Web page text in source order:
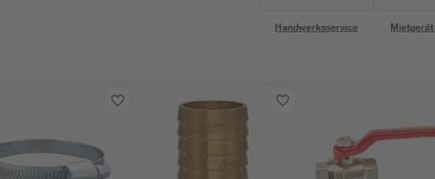
Handwerksservice